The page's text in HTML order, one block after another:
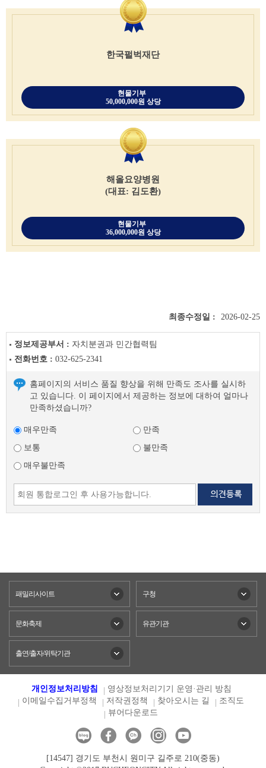
한국펄벅재단
현물기부
50,000,000원 상당
해올요양병원
(대표: 김도환)
현물기부
36,000,000원 상당
최종수정일 : 2026-02-25
정보제공부서 : 자치분권과 민간협력팀
전화번호 : 032-625-2341
홈페이지의 서비스 품질 향상을 위해 만족도 조사를 실시하
고 있습니다. 이 페이지에서 제공하는 정보에 대하여 얼마나
만족하셨습니까?
매우만족
만족
보통
불만족
매우불만족
패밀리사이트 구청
문화축제 유관기관
출연/출자/위탁기관
개인정보처리방침
영상정보처리기기 운영·관리 방침
이메일수집거부정책
저작권정책 찾아오시는 길
조직도
뷰어다운로드
[14547] 경기도 부천시 원미구 길주로 210(중동)